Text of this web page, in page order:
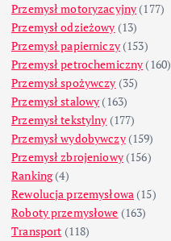
Przemysł motoryzacyjny (177)
Przemysł odzieżowy (13)
Przemysł papierniczy(153)
Przemysł petrochemiczny (160)
Przemysł spożywczy (35)
Przemysł stalowy (163)
Przemysł tekstylny (177)
Przemysł wydobywczy(159)
Przemysł zbrojeniowy(156)
Ranking(4)
Rewolucja przemysłowa (15)
Roboty przemysłowe (163)
Transport (118)